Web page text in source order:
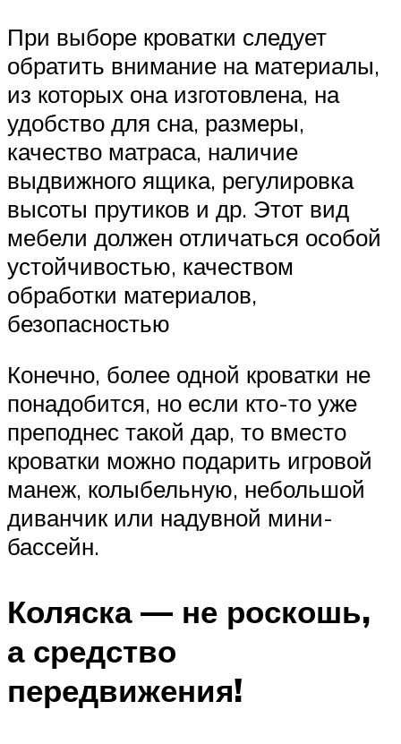
При выборе кроватки следует
обратить внимание на материалы,
из которых она изготовлена, на
удобство для сна, размеры,
качество матраса, наличие
выдвижного ящика, регулировка
высоты прутиков и др. Этот вид
мебели должен отличаться особой
устойчивостью, качеством
обработки материалов,
безопасностью
Конечно, более одной кроватки не
понадобится, но если кто-то уже
преподнес такой дар, то вместо
кроватки можно подарить игровой
манеж, колыбельную, небольшой
диванчик или надувной мини-
бассейн.
Коляска — не роскошь,
а средство
передвижения!